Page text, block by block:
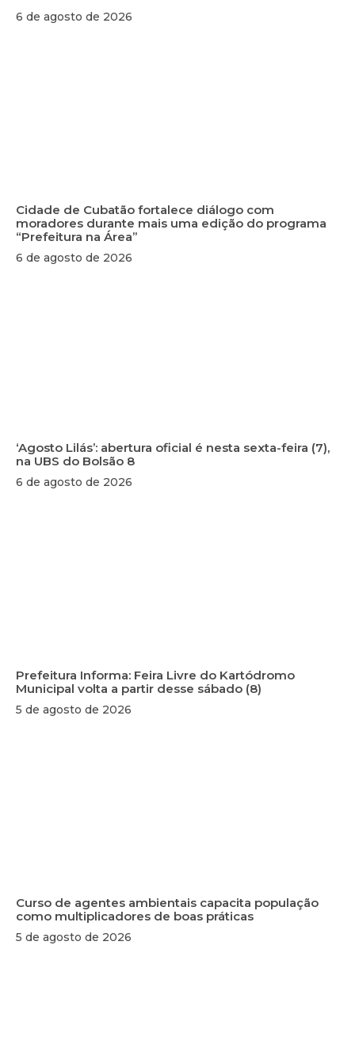
6 de agosto de 2026
Cidade de Cubatão fortalece diálogo com
moradores durante mais uma edição do programa
“Prefeitura na Área”
6 de agosto de 2026
‘Agosto Lilás’: abertura oficial é nesta sexta-feira (7),
na UBS do Bolsão 8
6 de agosto de 2026
Prefeitura Informa: Feira Livre do Kartódromo
Municipal volta a partir desse sábado (8)
5 de agosto de 2026
Curso de agentes ambientais capacita população
como multiplicadores de boas práticas
5 de agosto de 2026